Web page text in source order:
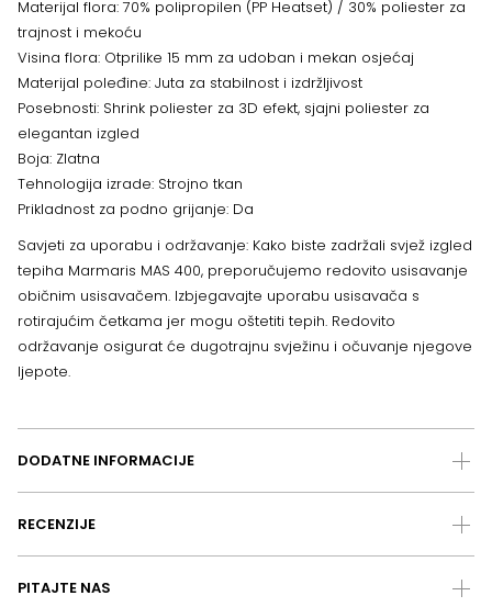
Materijal flora: 70% polipropilen (PP Heatset) / 30% poliester za
trajnost i mekoću
Visina flora: Otprilike 15 mm za udoban i mekan osjećaj
Materijal poleđine: Juta za stabilnost i izdržljivost
Posebnosti: Shrink poliester za 3D efekt, sjajni poliester za
elegantan izgled
Boja: Zlatna
Tehnologija izrade: Strojno tkan
Prikladnost za podno grijanje: Da
Savjeti za uporabu i održavanje: Kako biste zadržali svjež izgled
tepiha Marmaris MAS 400, preporučujemo redovito usisavanje
običnim usisavačem. Izbjegavajte uporabu usisavača s
rotirajućim četkama jer mogu oštetiti tepih. Redovito
održavanje osigurat će dugotrajnu svježinu i očuvanje njegove
ljepote.
DODATNE INFORMACIJE
RECENZIJE
PITAJTE NAS